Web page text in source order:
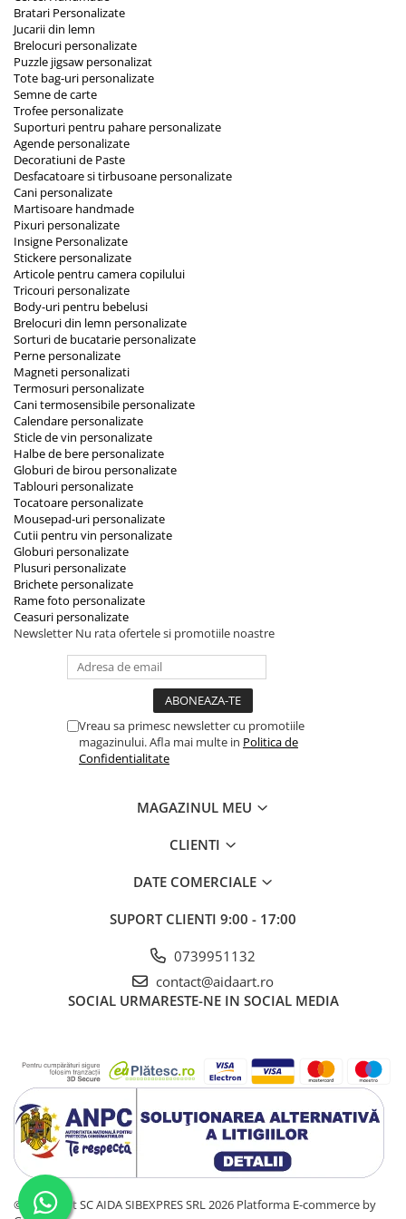
Bratari Personalizate
Jucarii din lemn
Brelocuri personalizate
Puzzle jigsaw personalizat
Tote bag-uri personalizate
Semne de carte
Trofee personalizate
Suporturi pentru pahare personalizate
Agende personalizate
Decoratiuni de Paste
Desfacatoare si tirbusoane personalizate
Cani personalizate
Martisoare handmade
Pixuri personalizate
Insigne Personalizate
Stickere personalizate
Articole pentru camera copilului
Tricouri personalizate
Body-uri pentru bebelusi
Brelocuri din lemn personalizate
Sorturi de bucatarie personalizate
Perne personalizate
Magneti personalizati
Termosuri personalizate
Cani termosensibile personalizate
Calendare personalizate
Sticle de vin personalizate
Halbe de bere personalizate
Globuri de birou personalizate
Tablouri personalizate
Tocatoare personalizate
Mousepad-uri personalizate
Cutii pentru vin personalizate
Globuri personalizate
Plusuri personalizate
Brichete personalizate
Rame foto personalizate
Ceasuri personalizate
Newsletter Nu rata ofertele si promotiile noastre
Vreau sa primesc newsletter cu promotiile
magazinului. Afla mai multe in Politica de
Confidentialitate
MAGAZINUL MEU
CLIENTI
DATE COMERCIALE
SUPORT CLIENTI 9:00 - 17:00
0739951132
contact@aidaart.ro
SOCIAL URMARESTE-NE IN SOCIAL MEDIA
©Copyright SC AIDA SIBEXPRES SRL 2026 Platforma E-commerce by